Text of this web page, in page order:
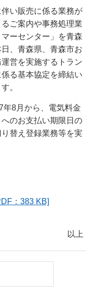
い販売に係る業務が
ご案内や事務処理業
ーセンター」を青森
、青森県、青森市お
営を実施するトラン
る基本協定を締結い
。
年8月から、電気料金
のお支払い期限日の
替え登録業務等を実
：383 KB]
以上